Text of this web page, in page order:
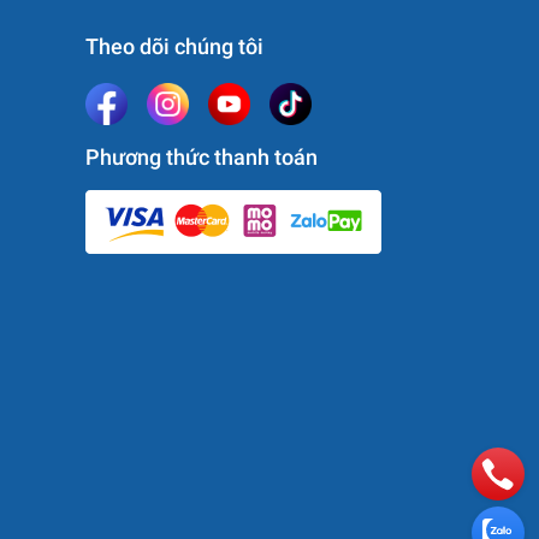
gian
Theo dõi chúng tôi
Phương thức thanh toán